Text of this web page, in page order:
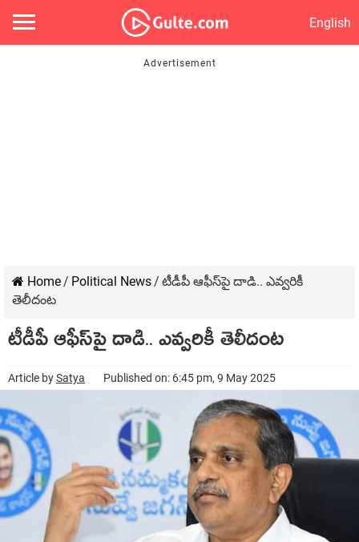
English
Home/ Political News/ టీడీపీ ఆఫీస్‌పై దాడి.. ఎవ్వరికీ
తెలీదంట
టీడీపీ ఆఫీస్‌పై దాడి.. ఎవ్వరికీ తెలీదంట
Article bySatya Published on: 6:45 pm, 9 May 2025